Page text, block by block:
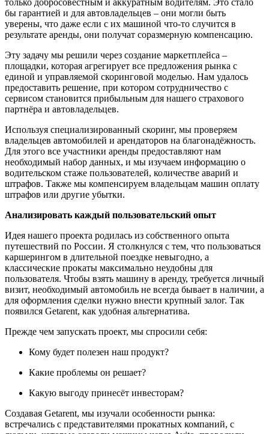
только добросовестным и аккуратным водителям. Это стало
бы гарантией и для автовладельцев – они могли быть
уверены, что даже если с их машиной что-то случится в
результате аренды, они получат соразмерную компенсацию.
Эту задачу мы решили через создание маркетплейса –
площадки, которая агрегирует все предложения рынка с
единой и управляемой скоринговой моделью. Нам удалось
предоставить решение, при котором сотрудничество с
сервисом становится прибыльным для нашего страхового
партнёра и автовладельцев.
Используя специализированный скоринг, мы проверяем
владельцев автомобилей и арендаторов на благонадёжность.
Для этого все участники аренды предоставляют нам
необходимый набор данных, и мы изучаем информацию о
водительском стаже пользователей, количестве аварий и
штрафов. Также мы компенсируем владельцам машин оплату
штрафов или другие убытки.
Анализировать каждый пользовательский опыт
Идея нашего проекта родилась из собственного опыта
путешествий по России. Я столкнулся с тем, что пользоваться
каршерингом в длительной поездке невыгодно, а
классические прокаты максимально неудобны для
пользователя. Чтобы взять машину в аренду, требуется личный
визит, необходимый автомобиль не всегда бывает в наличии, а
для оформления сделки нужно внести крупный залог. Так
появился Getarent, как удобная альтернатива.
Прежде чем запускать проект, мы спросили себя:
Кому будет полезен наш продукт?
Какие проблемы он решает?
Какую выгоду принесёт инвесторам?
Создавая Getarent, мы изучали особенности рынка:
встречались с представителями прокатных компаний, с